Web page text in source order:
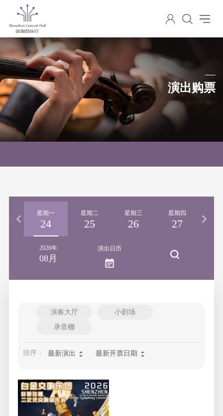
演出购票
Performance ticket purchase
星期一
24
星期二
25
星期三
26
星期四
27
2026年
08月
演出日历
演奏大厅
小剧场
录音棚
排序： 最新演出 最新开票日期